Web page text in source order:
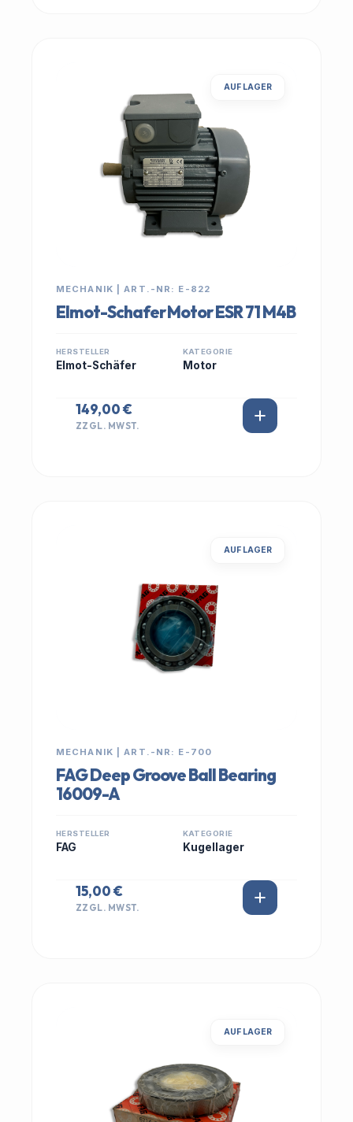
AUF LAGER
MECHANIK | ART.-NR: E-822
Elmot-Schafer Motor ESR 71 M4B
HERSTELLER
Elmot-Schäfer
KATEGORIE
Motor
149,00 €
ZZGL. MWST.
AUF LAGER
MECHANIK | ART.-NR: E-700
FAG Deep Groove Ball Bearing
16009-A
HERSTELLER
FAG
KATEGORIE
Kugellager
15,00 €
ZZGL. MWST.
AUF LAGER